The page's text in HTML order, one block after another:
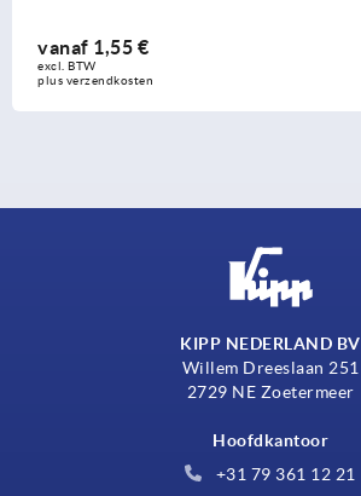
KIPP NEDERLAND BV
Willem Dreeslaan 251
2729 NE Zoetermeer
Hoofdkantoor
+31 79 361 12 21